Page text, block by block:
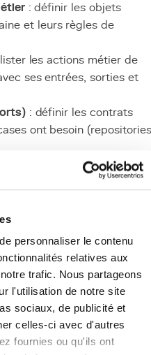
personnaliser le contenu
relatives aux
trafic. Nous partageons
l'utilisation de notre site
sociaux, de publicité et
celles-ci avec d'autres
fournies ou qu'ils ont
: définir les objets
et leurs règles de
les actions métier de
ses entrées, sorties et
: définir les contrats
ont besoin
: créer les
des interfaces utilisant
dépendances
dépendances ou un simple
implémentations aux
: tests unitaires purs pour
framework), tests
et outils